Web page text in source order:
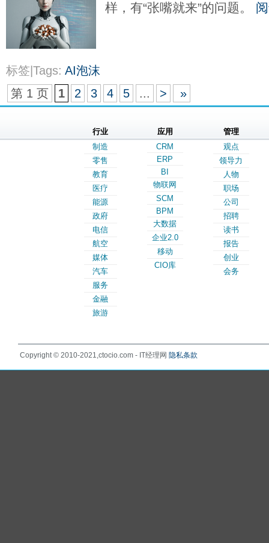
样，有“张嘴就来”的问题。
标签|Tags: AI泡沫
第 1 页
1 2 3 4 5 ... > »
行业
制造
零售
教育
医疗
能源
政府
电信
航空
媒体
汽车
服务
金融
旅游
应用
CRM
ERP
BI
物联网
SCM
BPM
大数据
企业2.0
移动
CIO库
管理
观点
领导力
人物
职场
公司
招聘
读书
报告
创业
会务
Copyright © 2010-2021,ctocio.com - IT经理网 隐私条款